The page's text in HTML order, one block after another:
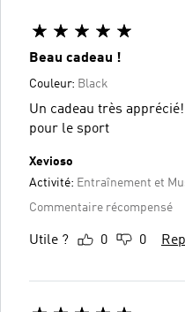
Beau cadeau !
Couleur: Black
Un cadeau très
pour le sport
Xevioso
Activité: Entraînement et
Commentaire récompensé
Utile ? 0 0